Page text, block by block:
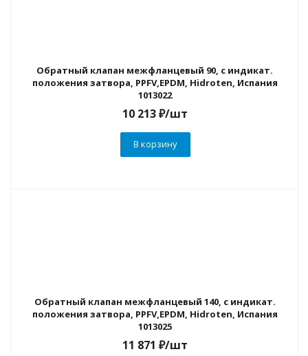
Обратный клапан межфланцевый 90, с индикат.
положения затвора, PPFV,EPDM, Hidroten, Испания
1013022
10 213₽/шт
В корзину
Обратный клапан межфланцевый 140, с индикат.
положения затвора, PPFV,EPDM, Hidroten, Испания
1013025
11 871 ₽/шт